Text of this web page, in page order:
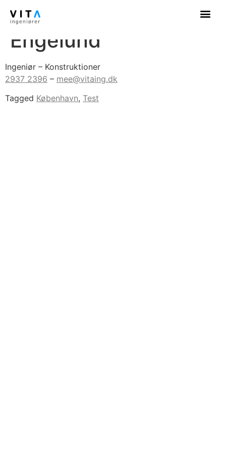
Mathilde Ester
Engelund
Ingeniør – Konstruktioner
2937 2396 – mee@vitaing.dk
Tagged København, Test